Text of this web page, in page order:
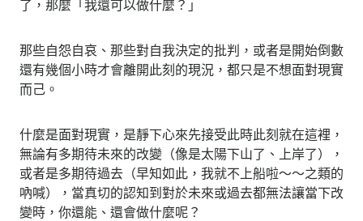
了，那麼「我還可以做什麼？」
那些自怨自哀、那些對自我決定的批判，或者是開始倒數
還有幾個小時才會離開此刻的現況，都只是不想面對現實
而己。
什麼是面對現實，是靜下心來先接受此時此刻就在這裡，
無論有多期待未來的改變（像是太陽下山了、上岸了），
或者是多期待過去（早知如此，我就不上船啦～～之類的
吶喊），當真切的認知到對於未來或過去都無法讓當下改
變時，你還能、還會做什麼呢？